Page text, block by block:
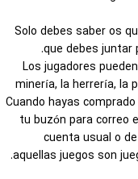
Solo debes saber os
que debes juntar
Los jugadores
minería, la herrería, la
Cuando hayas
tu buzón para correo
cuenta usual o
aquellas juegos son